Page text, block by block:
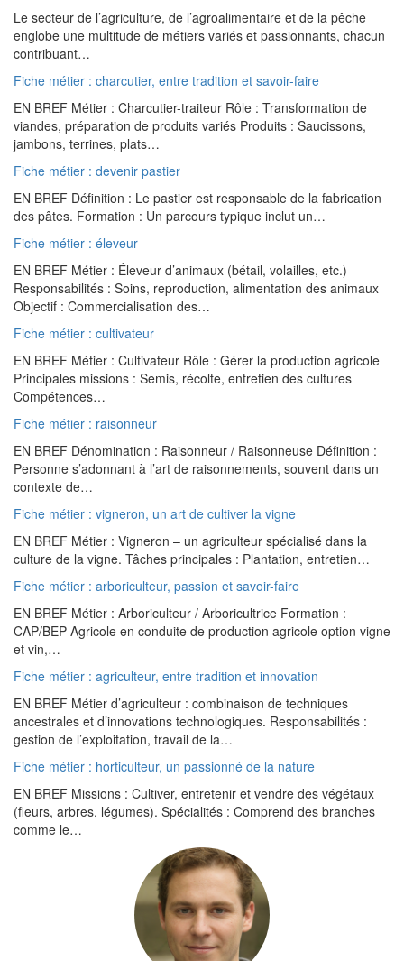
Le secteur de l’agriculture, de l’agroalimentaire et de la pêche
englobe une multitude de métiers variés et passionnants, chacun
contribuant…
Fiche métier : charcutier, entre tradition et savoir-faire
EN BREF Métier : Charcutier-traiteur Rôle : Transformation de
viandes, préparation de produits variés Produits : Saucissons,
jambons, terrines, plats…
Fiche métier : devenir pastier
EN BREF Définition : Le pastier est responsable de la fabrication
des pâtes. Formation : Un parcours typique inclut un…
Fiche métier : éleveur
EN BREF Métier : Éleveur d’animaux (bétail, volailles, etc.)
Responsabilités : Soins, reproduction, alimentation des animaux
Objectif : Commercialisation des…
Fiche métier : cultivateur
EN BREF Métier : Cultivateur Rôle : Gérer la production agricole
Principales missions : Semis, récolte, entretien des cultures
Compétences…
Fiche métier : raisonneur
EN BREF Dénomination : Raisonneur / Raisonneuse Définition :
Personne s’adonnant à l’art de raisonnements, souvent dans un
contexte de…
Fiche métier : vigneron, un art de cultiver la vigne
EN BREF Métier : Vigneron – un agriculteur spécialisé dans la
culture de la vigne. Tâches principales : Plantation, entretien…
Fiche métier : arboriculteur, passion et savoir-faire
EN BREF Métier : Arboriculteur / Arboricultrice Formation :
CAP/BEP Agricole en conduite de production agricole option vigne
et vin,…
Fiche métier : agriculteur, entre tradition et innovation
EN BREF Métier d’agriculteur : combinaison de techniques
ancestrales et d’innovations technologiques. Responsabilités :
gestion de l’exploitation, travail de la…
Fiche métier : horticulteur, un passionné de la nature
EN BREF Missions : Cultiver, entretenir et vendre des végétaux
(fleurs, arbres, légumes). Spécialités : Comprend des branches
comme le…